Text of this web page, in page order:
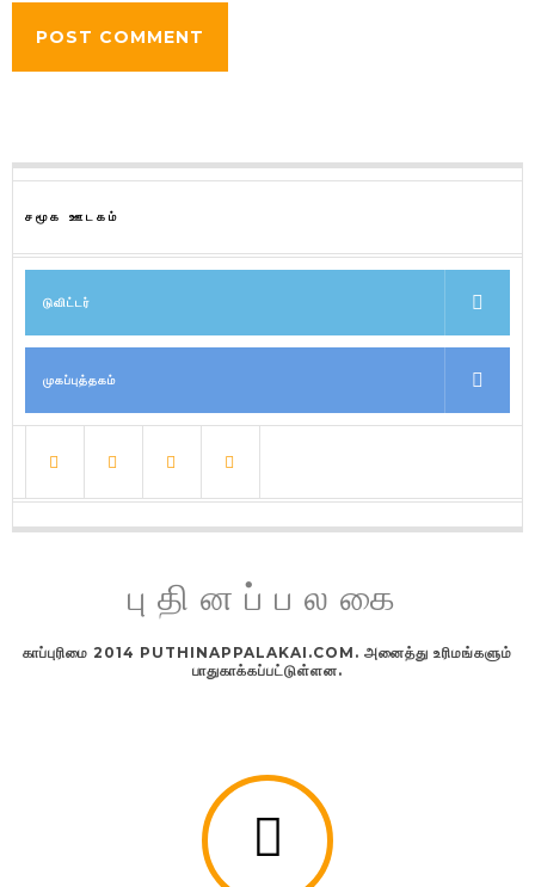
சமூக ஊடகம்
டுவிட்டர்
முகப்புத்தகம்
புதினப்பலகை
காப்புரிமை 2014 PUTHINAPPALAKAI.COM. அனைத்து உரிமங்களும்
பாதுகாக்கப்பட்டுள்ளன.